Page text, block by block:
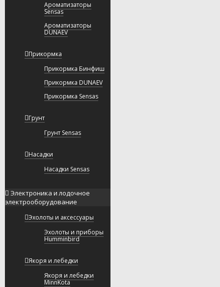
Ароматизаторы
Sensas
Ароматизаторы
DUNAEV
Прикормка
Прикормка Бинфиш
Прикормка DUNAEV
Прикормка Sensas
Грунт
Грунт Sensas
Насадки
Насадки Sensas
Электроника и лодочное
электрооборудование
Эхолоты и аксессуары
Эхолоты и приборы
Humminbird
Якоря и лебедки
Якоря и лебедки
MinnKota